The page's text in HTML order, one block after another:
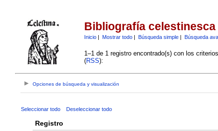
Bibliografía celestinesca
Inicio| Mostrar todo| Búsqueda simple| Búsqueda
1–1 de 1 registro encontrado(s) con los
(RSS):
Opciones de búsqueda y visualización
Seleccionar todo Deseleccionar todo
Registro